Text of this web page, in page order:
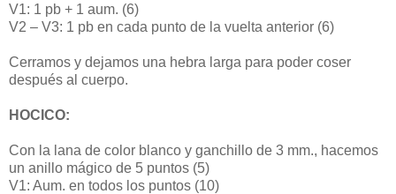
V1: 1 pb + 1 aum. (6)
V2 – V3: 1 pb en cada punto de la vuelta anterior (6)
Cerramos y dejamos una hebra larga para poder coser
después al cuerpo.
HOCICO:
Con la lana de color blanco y ganchillo de 3 mm., hacemos
un anillo mágico de 5 puntos (5)
V1: Aum. en todos los puntos (10)